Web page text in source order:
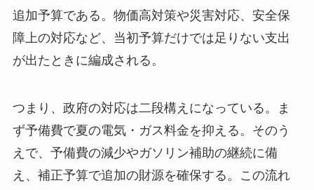
追加予算である。物価高対策や災害対応、安全保
障上の対応など、当初予算だけでは足りない支出
が出たときに編成される。
つまり、政府の対応は二段構えになっている。ま
ず予備費で夏の電気・ガス料金を抑える。そのう
えで、予備費の減少やガソリン補助の継続に備
え、補正予算で追加の財源を確保する。この流れ